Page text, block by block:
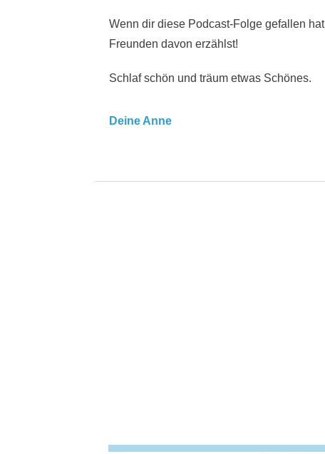
Wenn dir diese Podcast-Folge gefallen
Freunden davon erzählst!
Schlaf schön und träum etwas Schönes.
Deine Anne